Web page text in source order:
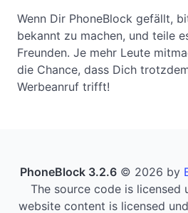
Wenn Dir PhoneBlock gefällt,
bekannt zu machen, und teile
Freunden. Je mehr Leute
die Chance, dass Dich
Werbeanruf trifft!
PhoneBlock 3.2.6 © 2026 by
The source code is licensed
website content is licensed